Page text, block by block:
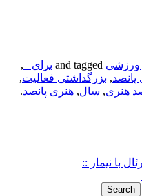
ورزشی برای –,
پانصد, بزرگداشتی فعالیت,
هنری, سال, هنری پانصد.
با نیمار ::